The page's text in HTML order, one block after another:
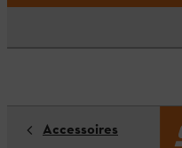
Accessoires